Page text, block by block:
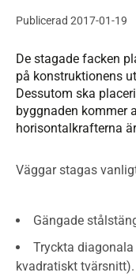
Publicerad 2017-01-19
De stagade facken
på konstruktionens
Dessutom ska
byggnaden kommer
horisontalkrafterna
Väggar stagas
Gängade
Tryckta
kvadratiskt tvärsnitt).